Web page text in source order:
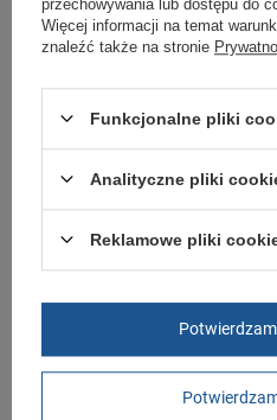
podania przyczyny.
Marka
Symbol
Materiał zewnętrzny
Zapięcie
Szerokość towaru w
centymetrach
Więcej
Wysokość towaru w
Więcej
przechowywania lub dostępu do
Więcej informacji na temat
znaleźć także na stronie
Funkcjonalne pliki
Analityczne pliki
Reklamowe pliki